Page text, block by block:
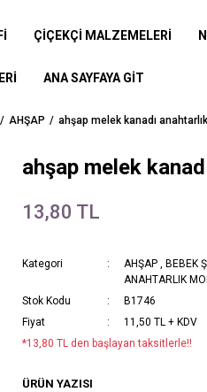
ÇİÇEKÇİ MALZEMELERİ
ANA SAYFAYA GİT
AHŞAP ahşap melek kanadı anahtarlık
ahşap melek
13,80 TL
Kategori AHŞAP , BEBEK
ANAHTARLIK
Stok Kodu
B1746
Fiyat
11,50 TL + KDV
*13,80 TL den başlayan taksitlerle!!
ÜRÜN YAZISI